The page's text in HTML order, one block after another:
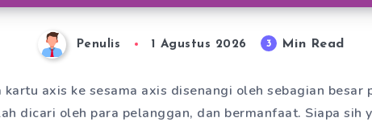
Penulis 1 Agustus 2026 3 Min Read
axis ke sesama axis disenangi oleh sebagian besar
dicari oleh para pelanggan, dan bermanfaat. Siapa sih